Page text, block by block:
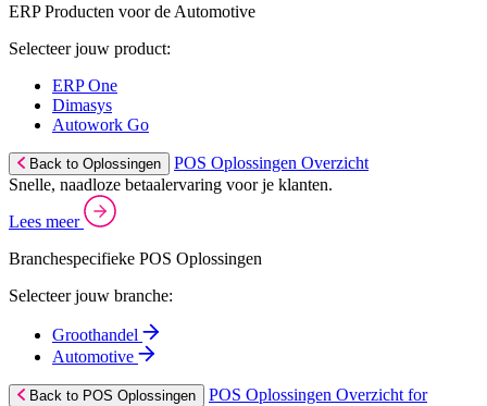
ERP Producten voor de Automotive
Selecteer jouw product:
ERP One
Dimasys
Autowork Go
Back to Oplossingen
POS Oplossingen Overzicht
Snelle, naadloze betaalervaring voor je klanten.
Lees meer
Branchespecifieke POS Oplossingen
Selecteer jouw branche:
Groothandel
Automotive
Back to POS Oplossingen
POS Oplossingen Overzicht for